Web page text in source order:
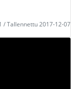
/ Tallennettu 2017-12-07